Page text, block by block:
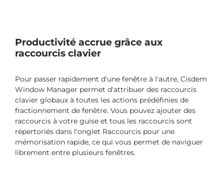
Productivité accrue grâce aux
raccourcis clavier
Pour passer rapidement d'une fenêtre à l'autre, Cisdem
Window Manager permet d'attribuer des raccourcis
clavier globaux à toutes les actions prédéfinies de
fractionnement de fenêtre. Vous pouvez ajouter des
raccourcis à votre guise et tous les raccourcis sont
répertoriés dans l'onglet Raccourcis pour une
mémorisation rapide, ce qui vous permet de naviguer
librement entre plusieurs fenêtres.